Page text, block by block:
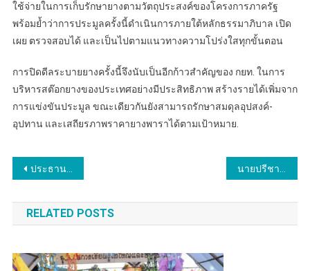
ใช้จ่ายในการเก็บรักษายางตามวัตถุประสงค์ของโครงการภาครัฐ
พร้อมย้ำว่าการประมูลครั้งนี้ดำเนินการภายใต้หลักธรรมาภิบาล เปิด
เผย ตรวจสอบได้ และเป็นไปตามแนวทางความโปร่งใสทุกขั้นตอน
การปิดดีลระบายยางครั้งนี้จึงนับเป็นอีกก้าวสำคัญของ กยท. ในการ
บริหารสต๊อกยางของประเทศอย่างมีประสิทธิภาพ สร้างรายได้เพิ่มจาก
การแข่งขันประมูล ขณะเดียวกันยังสามารถรักษาสมดุลอุปสงค์-
อุปทาน และเสถียรภาพราคายางพาราได้ตามเป้าหมาย.
แนะแนว
เรื่อง
ประธาน​สภา​อุตสาหกรรม​ท่องเที่ยว​จังหวัด​มุกดาหาร​ เข้าร่วมพิธีบำเพ็ญกุศลสวดพระอภิธรรมเพื่ออุทิศถวายแด่สมเด็จพระเจ้าลูกเธอ เจ้าฟ้าพัชรกิติยาภา นเรนทิราเทพยวดี กรมหลวงราชสาริณีสิริพัชร มหาวัชรราชธิดา นายปรีชา สถิตย์เรืองศักดิ์ / หาดใหญ่ จ.สงขลา นายกสมาคมโรงแรม หาดใหญ่-สงขลา ร้อง สว. ช่วยจี้รัฐ แก้ปัญหาความล้าช้าในการให้บริการนักท่องเที่ยว ที่ด่านพรมแดนสะเดา
RELATED POSTS